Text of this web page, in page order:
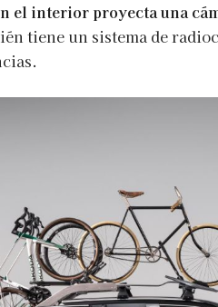
el interior proyecta una
tiene un sistema de